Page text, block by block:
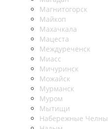
Магнитогорск
Майкоп
Махачкала
Мацеста
Междуреченск
Миасс
Мичуринск
Можайск
Мурманск
Муром
Мытищи
Набережные Челны